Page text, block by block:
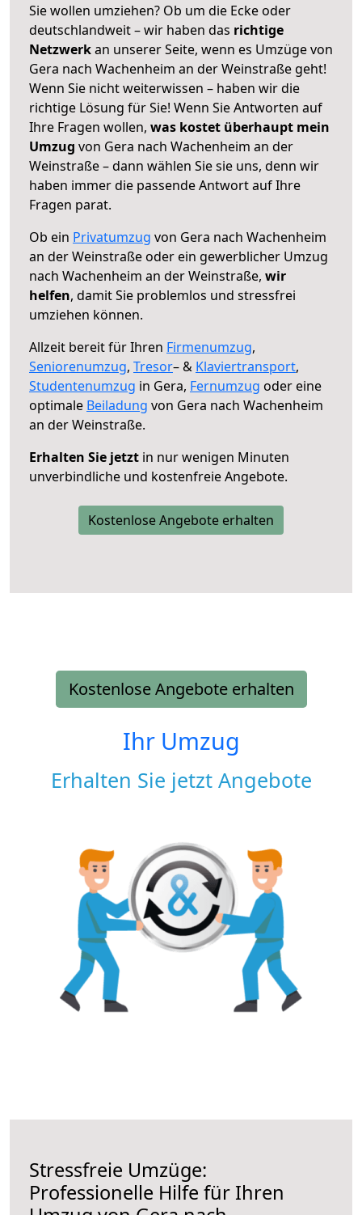
Sie wollen umziehen? Ob um die Ecke oder
deutschlandweit – wir haben das richtige
Netzwerkan unserer Seite, wenn es Umzüge von
Gera nach Wachenheim an der Weinstraße geht!
Wenn Sie nicht weiterwissen – haben wir die
richtige Lösung für Sie! Wenn Sie Antworten auf
Ihre Fragen wollen, was kostet überhaupt mein
Umzug von Gera nach Wachenheim an der
Weinstraße – dann wählen Sie sie uns, denn wir
haben immer die passende Antwort auf Ihre
Fragen parat.
Ob ein Privatumzug von Gera nach Wachenheim
an der Weinstraße oder ein gewerblicher Umzug
nach Wachenheim an der Weinstraße, wir
helfen, damit Sie problemlos und stressfrei
umziehen können.
Allzeit bereit für Ihren Firmenumzug,
Seniorenumzug, Tresor– & Klaviertransport,
Studentenumzug in Gera, Fernumzug oder eine
optimale Beiladung von Gera nach Wachenheim
an der Weinstraße.
Erhalten Sie jetzt in nur wenigen Minuten
unverbindliche und kostenfreie Angebote.
Kostenlose Angebote erhalten
Kostenlose Angebote erhalten
Ihr Umzug
Erhalten Sie jetzt Angebote
Stressfreie Umzüge:
Professionelle Hilfe für Ihren